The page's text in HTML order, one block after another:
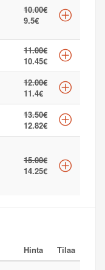
10.00€
9.5€
11.00€
10.45€
12.00€
11.4€
13.50€
12.82€
15.00€
14.25€
Hinta Tilaa